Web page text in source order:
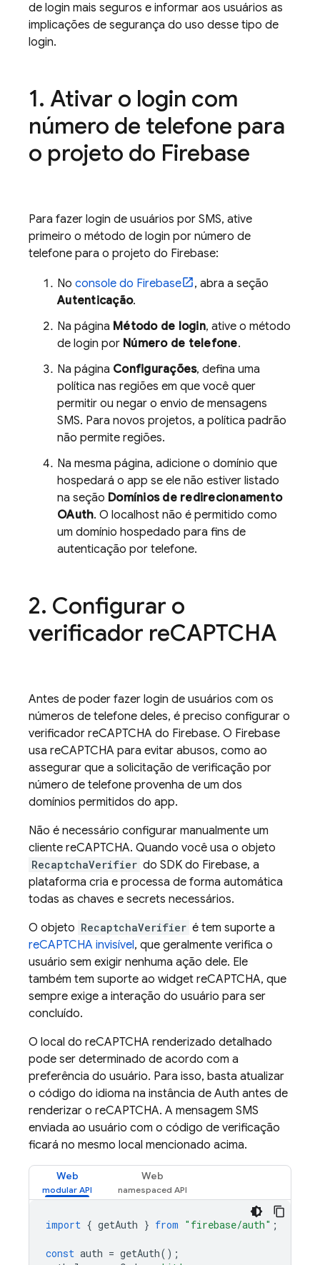
de login mais seguros e informar aos usuários as
implicações de segurança do uso desse tipo de
login.
Ativar o login com
número de telefone para
o projeto do Firebase
Para fazer login de usuários por SMS, ative
primeiro o método de login por número de
telefone para o projeto do Firebase:
No console do Firebase
, abra a seção
Autenticação.
Na página Método de login, ative o método
de login por Número de telefone.
Na página Configurações, defina uma
política nas regiões em que você quer
permitir ou negar o envio de mensagens
SMS. Para novos projetos, a política padrão
não permite regiões.
Na mesma página, adicione o domínio que
hospedará o app se ele não estiver listado
na seção Domínios de redirecionamento
OAuth. O localhost não é permitido como
um domínio hospedado para fins de
autenticação por telefone.
Configurar o
verificador reCAPTCHA
Antes de poder fazer login de usuários com os
números de telefone deles, é preciso configurar o
verificador reCAPTCHA do Firebase. O Firebase
usa reCAPTCHA para evitar abusos, como ao
assegurar que a solicitação de verificação por
número de telefone provenha de um dos
domínios permitidos do app.
Não é necessário configurar manualmente um
cliente reCAPTCHA. Quando você usa o objeto
RecaptchaVerifier do SDK do Firebase, a
plataforma cria e processa de forma automática
todas as chaves e secrets necessários.
O objeto RecaptchaVerifier é tem suporte a
reCAPTCHA invisível, que geralmente verifica o
usuário sem exigir nenhuma ação dele. Ele
também tem suporte ao widget reCAPTCHA, que
sempre exige a interação do usuário para ser
concluído.
O local do reCAPTCHA renderizado detalhado
pode ser determinado de acordo com a
preferência do usuário. Para isso, basta atualizar
o código do idioma na instância de Auth antes de
renderizar o reCAPTCHA. A mensagem SMS
enviada ao usuário com o código de verificação
ficará no mesmo local mencionado acima.
Web Web
import { getAuth } from "firebase/auth" ;
const auth = getAuth();